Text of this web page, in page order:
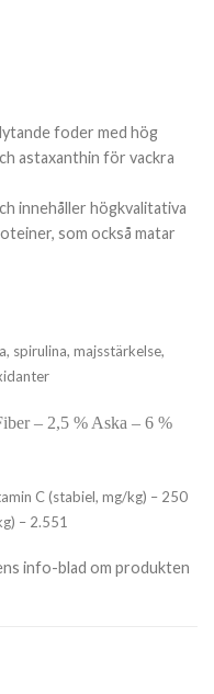
foder med hög
astaxanthin för vackra
innehåller högkvalitativa
som också matar
spirulina, majsstärkelse,
– 2,5 % Aska – 6 %
C (stabiel, mg/kg) – 250
– 2.551
info-blad om produkten